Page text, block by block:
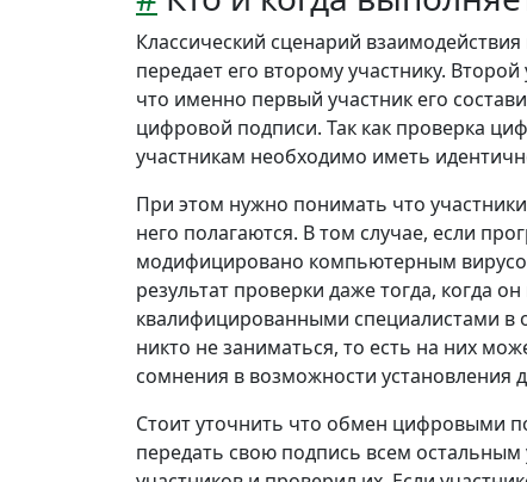
Классический сценарий
передает его второму участнику.
что именно первый участник его
цифровой подписи. Так как проверка
участникам необходимо иметь
При этом нужно понимать что
него полагаются. В том случае, если
модифицировано компьютерным
результат проверки даже тогда, когда
квалифицированными специалистами в
никто не заниматься, то есть на них
сомнения в возможности установления
Стоит уточнить что обмен цифровыми
передать свою подпись всем